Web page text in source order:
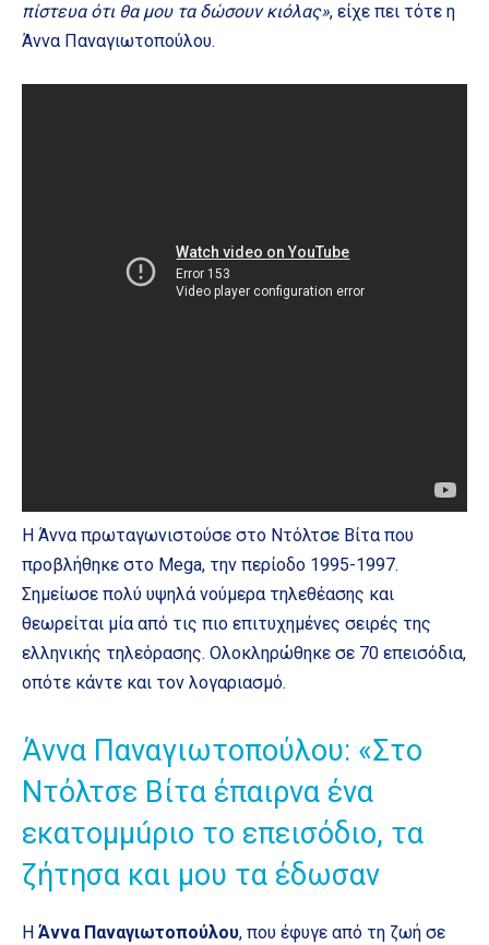
πίστευα ότι θα μου τα δώσουν κιόλας», είχε πει τότε η
Άννα Παναγιωτοπούλου.
Η Άννα πρωταγωνιστούσε στο Ντόλτσε Βίτα που
προβλήθηκε στο Mega, την περίοδο 1995-1997.
Σημείωσε πολύ υψηλά νούμερα τηλεθέασης και
θεωρείται μία από τις πιο επιτυχημένες σειρές της
ελληνικής τηλεόρασης. Ολοκληρώθηκε σε 70 επεισόδια,
οπότε κάντε και τον λογαριασμό.
Άννα Παναγιωτοπούλου: «Στο
Ντόλτσε Βίτα έπαιρνα ένα
εκατομμúριο το επεισόδιο, τα
ζήτησα και μου τα έδωσαν
Η Άννα Παναγιωτοπούλου, που έφυγε από τη ζωή σε